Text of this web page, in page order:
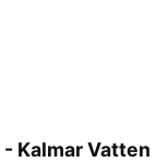
Kalmar Vatten